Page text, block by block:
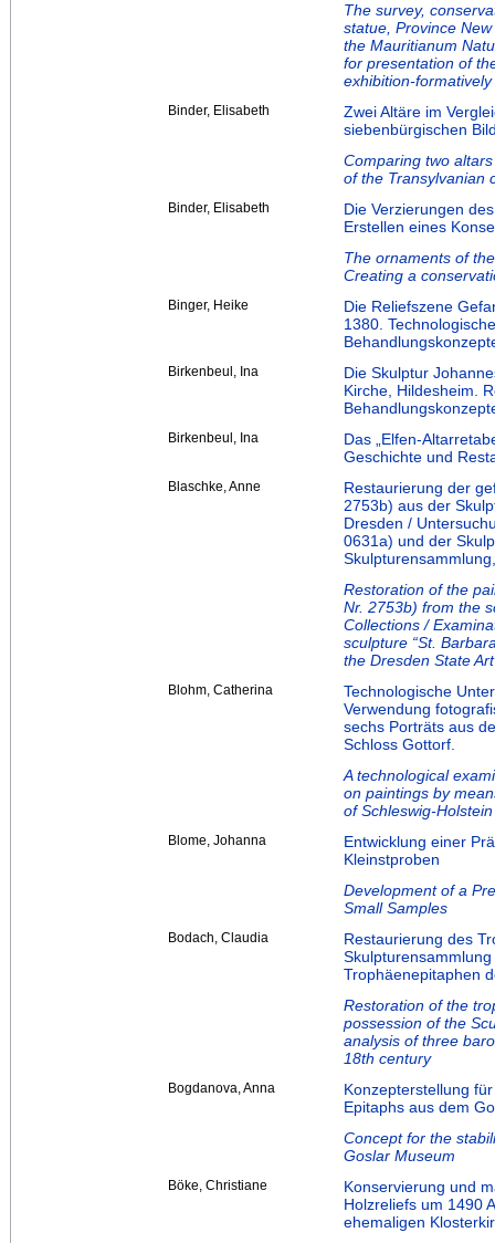
The survey,
statue, Province
the Mauritianum
for presentation of
exhibition-
Binder, Elisabeth
Zwei Altäre im
siebenbürgischen
Comparing two
of the Transylvanian
Binder, Elisabeth
Die Verzierungen
Erstellen eines
The ornaments of
Creating a
Binger, Heike
Die Reliefszene
1380.
Birkenbeul, Ina
Die Skulptur
Kirche, Hildesheim.
Birkenbeul, Ina
Das „Elfen-
Geschichte und
Blaschke, Anne
Restaurierung der
2753b) aus der
Dresden /
0631a) und der
Restoration of the
Nr. 2753b) from the
Collections /
sculpture “St.
the Dresden State
Blohm, Catherina
Technologische
Verwendung
sechs Porträts aus
Schloss Gottorf.
A technological
on paintings by
of Schleswig-
Blome, Johanna
Entwicklung einer
Kleinstproben
Development of a
Small Samples
Bodach, Claudia
Restaurierung des
Trophäenepitaphen
Restoration of the
possession of the
analysis of three
18th century
Bogdanova, Anna
Konzepterstellung
Epitaphs aus dem
Concept for the
Goslar Museum
Böke, Christiane
Konservierung und
Holzreliefs um 1490
ehemaligen